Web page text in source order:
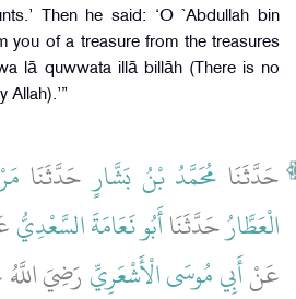
Then he said: ‘O `Abdullah bin
you of a treasure from the treasures
lā quwwata illā billāh (There is no
Allah).’”
حَدَّثَنَا مُحَمَّدُ بْنُ بَشَّارٍ حَدَّثَنَا
الْعَطَّارُحَدَّثَنَاأَبُو نَعَامَةَ السَّعْدِيُّ
عَنْأَبِي مُوسَى الْأَشْعَرِيِّ رَضِيَ